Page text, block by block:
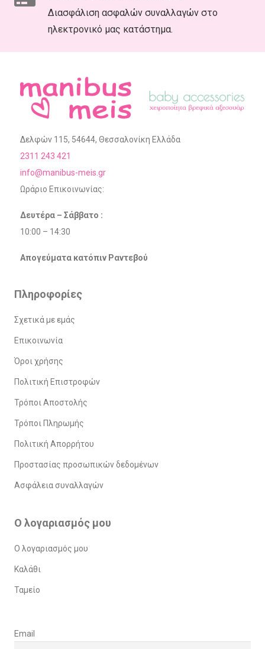
Διασφάλιση ασφαλών συναλλαγών στο
ηλεκτρονικό μας κατάστημα.
Δελφών 115, 54644, Θεσσαλονίκη Ελλάδα
2311 243 421
info@manibus-meis.gr
Ωράριο Επικοινωνίας:
Δευτέρα – Σάββατο :
10:00 – 14:30
Απογεύματα κατόπιν Ραντεβού
Πληροφορίες
Σχετικά με εμάς
Επικοινωνία
Όροι χρήσης
Πολιτική Επιστροφών
Τρόποι Αποστολής
Τρόποι Πληρωμής
Πολιτική Απορρήτου
Προστασίας προσωπικών δεδομένων
Ασφάλεια συναλλαγών
Ο λογαριασμός μου
Ο λογαριασμός μου
Καλάθι
Ταμείο
Email